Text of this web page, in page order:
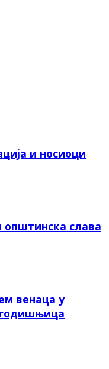
и носиоци
слава
венаца у